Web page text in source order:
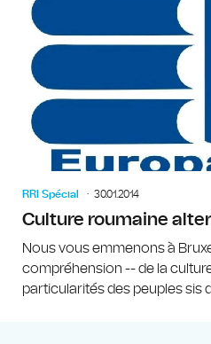
RRI Spécial 30.01.2014
Culture roumaine
Nous vous emmenons à
compréhension -- de la
particularités des peuples sis